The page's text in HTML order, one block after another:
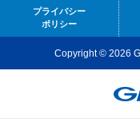
プライバシー
ポリシー
Copyright © 2026